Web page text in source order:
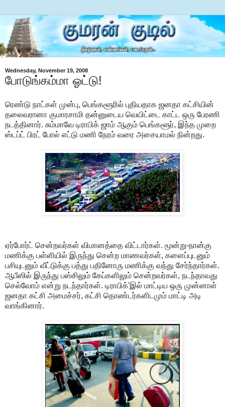
Wednesday, November 19, 2008
போடுங்கம்மா ஓட்டு!
ரெண்டு நாட்கள் முன்பு, பெங்களூரில் புதியதாக ஜனதா கட்சியின்
தலைவரானா குமாரசாமி தன்னுடைய வெயிட்டை காட்ட ஒரு பேரணி
நடத்தினார். சும்மாவே டிராபிக் ஜாம் ஆகும் பெங்களூர், இந்த முறை
ஸ்டப்ட் பிரட் போல் எட்டு மணி நேரம் வரை அசையாமல் நின்றது.
ஏர்போர்ட் சென்றவர்கள் விமானத்தை விட்டார்கள். மூன்று-நான்கு
மணிக்கு பள்ளியில் இருந்து சென்ற மாணவர்கள், களைப்புடனும்
பசியுடனும் வீட்டுக்கு பத்து பதினோரு மணிக்கு வந்து சேர்ந்தார்கள்.
ஆபீஸில் இருந்து பஸ்சிலும் கேப்களிலும் சென்றவர்கள், நடந்தாவது
செல்வோம் என்று நடந்தார்கள். டிராபிக்'இல் மாட்டிய ஒரு முன்னாள்
ஜனதா கட்சி அமைச்சர், கட்சி தொண்டர்களிடமும் மாட்டி அடி
வாங்கினார்.